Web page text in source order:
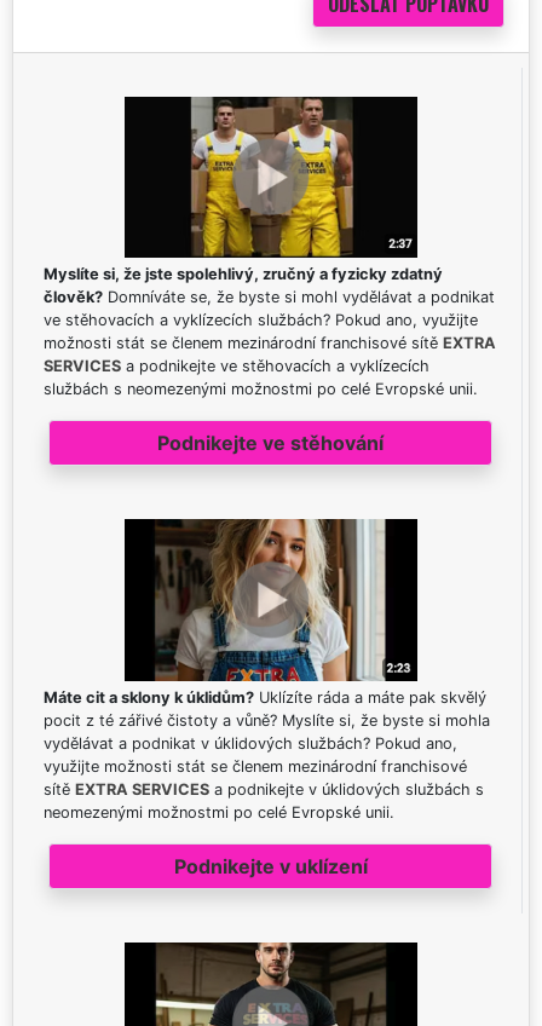
Myslíte si, že jste spolehlivý, zručný a fyzicky zdatný
člověk? Domníváte se, že byste si mohl vydělávat a podnikat
ve stěhovacích a vyklízecích službách? Pokud ano, využijte
možnosti stát se členem mezinárodní franchisové sítě EXTRA
SERVICES a podnikejte ve stěhovacích a vyklízecích
službách s neomezenými možnostmi po celé Evropské unii.
Podnikejte ve stěhování
Máte cit a sklony k úklidům? Uklízíte ráda a máte pak skvělý
pocit z té zářivé čistoty a vůně? Myslíte si, že byste si mohla
vydělávat a podnikat v úklidových službách? Pokud ano,
využijte možnosti stát se členem mezinárodní franchisové
sítě EXTRA SERVICES a podnikejte v úklidových službách s
neomezenými možnostmi po celé Evropské unii.
Podnikejte v uklízení